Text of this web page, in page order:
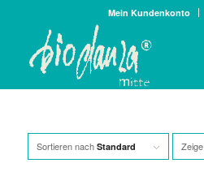
Mein Kundenkonto
Sortieren nach Standard Zeige